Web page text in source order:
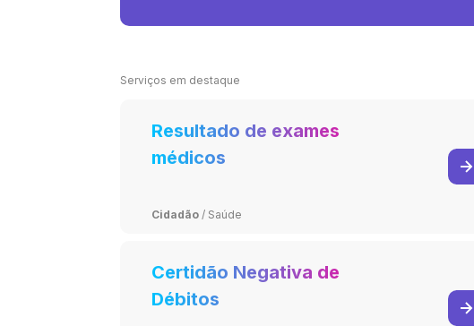
Serviços em destaque
Resultado de exames
médicos
Cidadão / Saúde
Certidão Negativa de
Débitos